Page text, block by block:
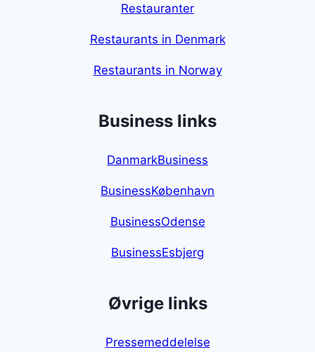
Restauranter
Restaurants in Denmark
Restaurants in Norway
Business links
DanmarkBusiness
BusinessKøbenhavn
BusinessOdense
BusinessEsbjerg
Øvrige links
Pressemeddelelse